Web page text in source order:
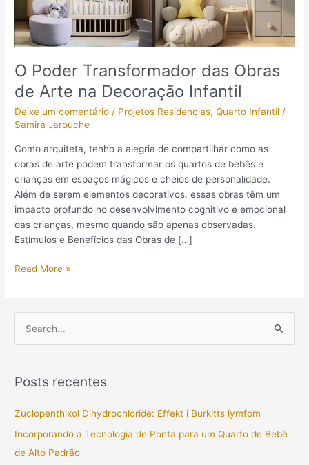
O Poder Transformador das Obras
de Arte na Decoração Infantil
Deixe um comentário / Projetos Residencias,Quarto Infantil /
Samira Jarouche
Como arquiteta, tenho a alegria de compartilhar como as
obras de arte podem transformar os quartos de bebês e
crianças em espaços mágicos e cheios de personalidade.
Além de serem elementos decorativos, essas obras têm um
impacto profundo no desenvolvimento cognitivo e emocional
das crianças, mesmo quando são apenas observadas.
Estímulos e Benefícios das Obras de […]
Decoração
Infantil
Read More »
qPosts recentes
Zuclopenthixol Dihydrochloride: Effekt i Burkitts lymfom
Incorporando a Tecnologia de Ponta para um Quarto de Bebê
de Alto Padrão